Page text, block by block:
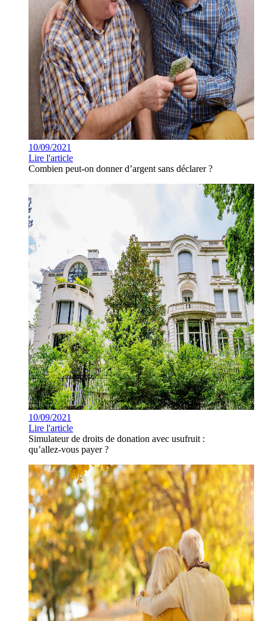
10/09/2021
Lire l'article
Combien peut-on donner d’argent sans déclarer ?
10/09/2021
Lire l'article
Simulateur de droits de donation avec usufruit :
qu’allez-vous payer ?